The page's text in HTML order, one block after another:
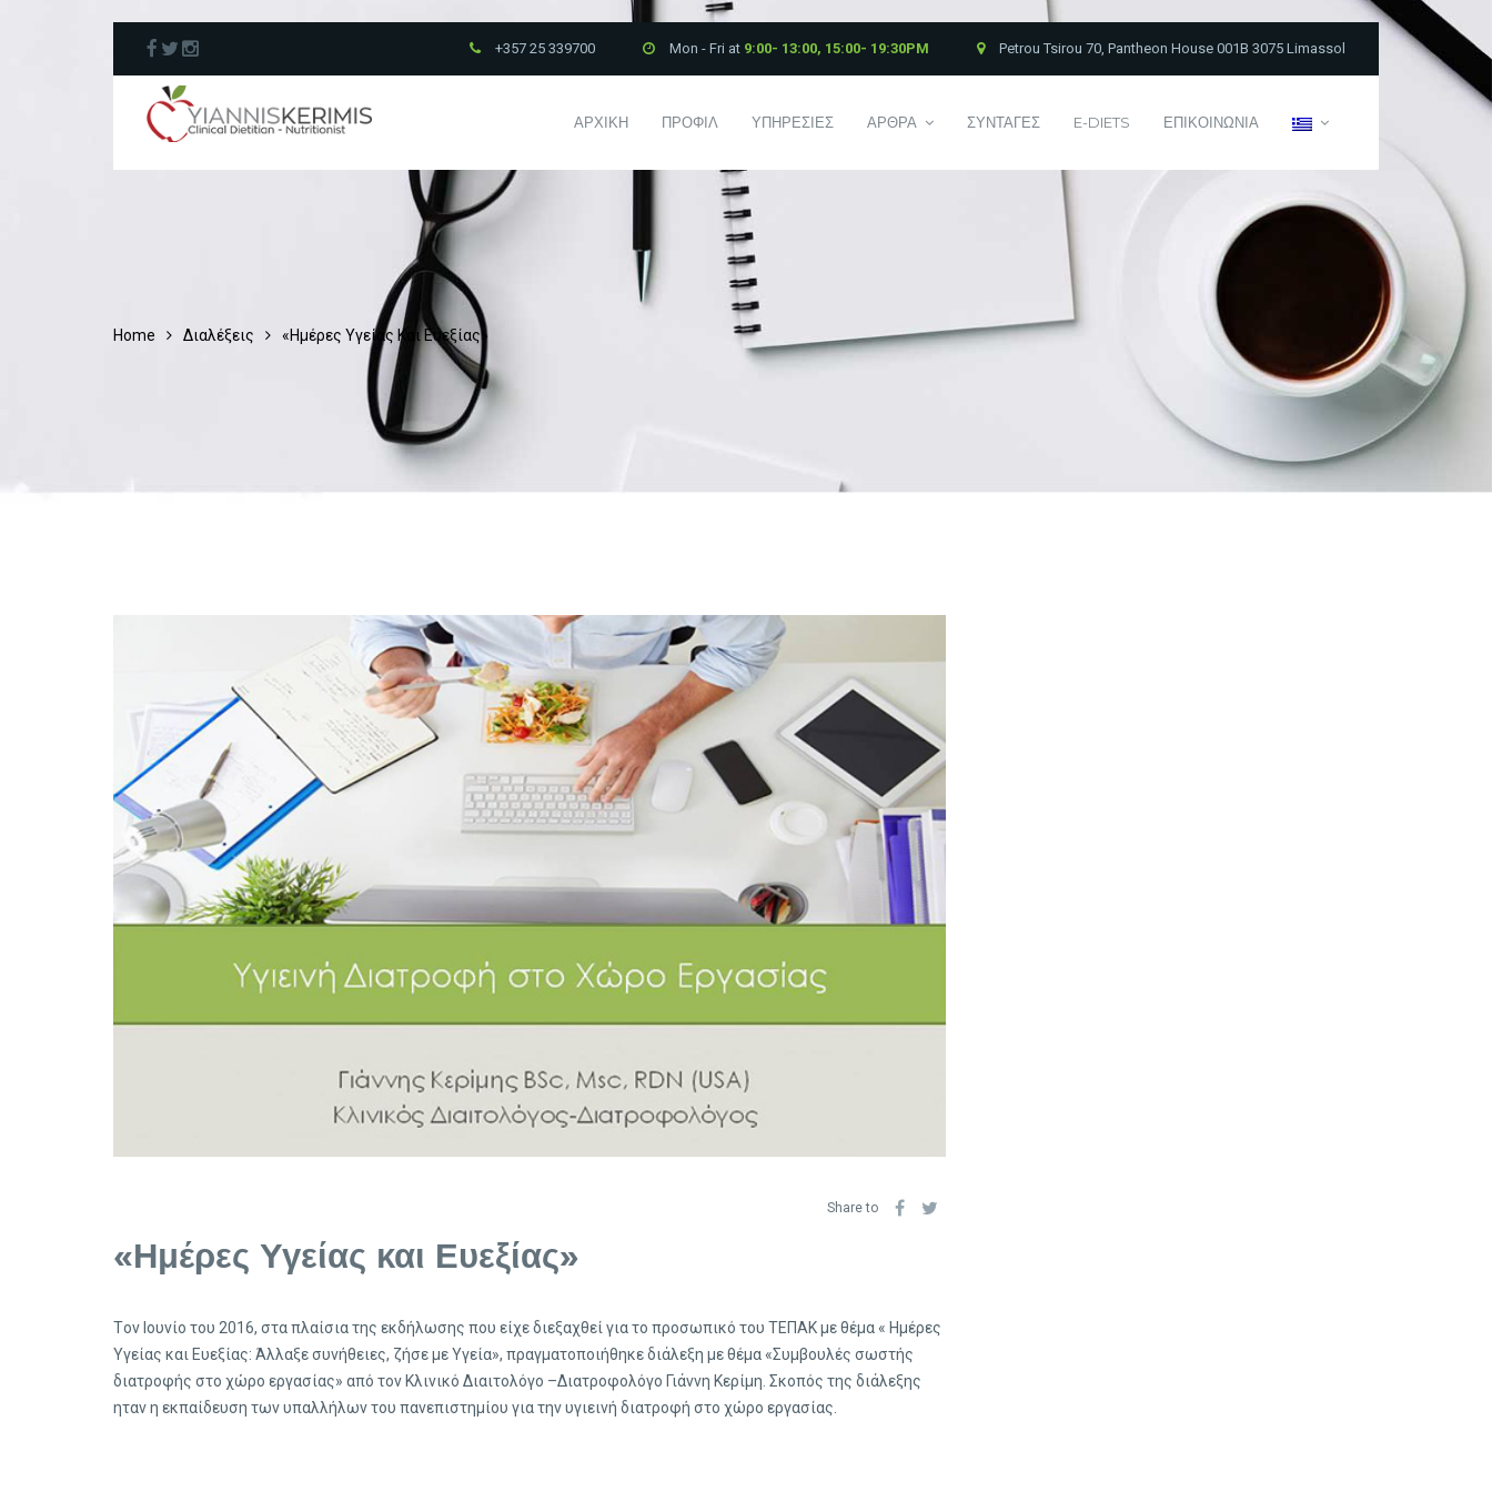
+357 25 339700 Mon - Fri at 9:00- 13:00, 15:00- 19:30PM Petrou Tsirou 70, Pantheon House 001B 3075 Limassol
ΑΡΧΙΚΗ ΠΡΟΦΙΛ ΥΠΗΡΕΣΙΕΣ ΑΡΘΡΑ ΣΥΝΤΑΓΕΣ E-DIETS ΕΠΙΚΟΙΝΩΝΙΑ
Home Διαλέξεις «Ημέρες Υγείας Και Ευεξίας»
Share to
«Ημέρες Υγείας και Ευεξίας»
Tον Ιουνίο του 2016, στα πλαίσια της εκδήλωσης που είχε διεξαχθεί για το προσωπικό του ΤΕΠΑΚ με θέμα « Ημέρες
Υγείας και Ευεξίας: Άλλαξε συνήθειες, ζήσε με Υγεία», πραγματοποιήθηκε διάλεξη με θέμα «Συμβουλές σωστής
διατροφής στο χώρο εργασίας» από τον Κλινικό Διαιτολόγο –Διατροφολόγο Γιάννη Κερίμη. Σκοπός της διάλεξης
ηταν η εκπαίδευση των υπαλλήλων του πανεπιστημίου για την υγιεινή διατροφή στο χώρο εργασίας.